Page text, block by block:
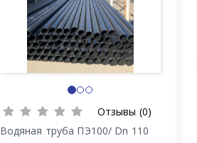
Отзывы (0)
Водяная труба ПЭ100/ Dn 110